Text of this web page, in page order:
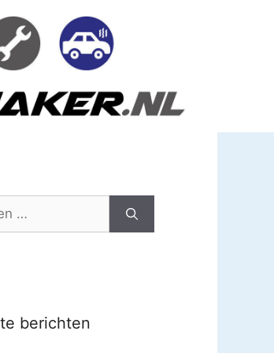
berichten